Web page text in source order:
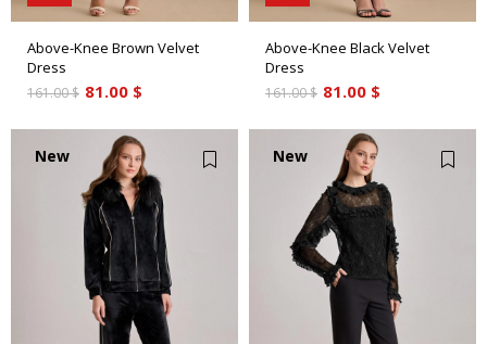
Above-Knee Brown Velvet
Dress
81.00 $
161.00 $
Above-Knee Black Velvet
Dress
81.00 $
161.00 $
New
New